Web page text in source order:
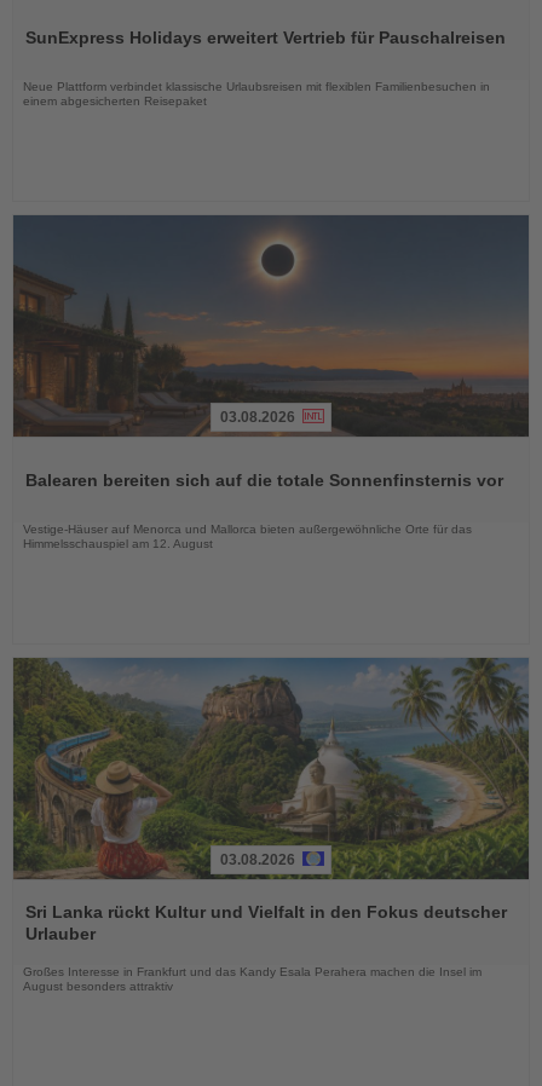
die
SunExpress Holidays erweitert Vertrieb für Pauschalreisen
Neue Plattform verbindet klassische Urlaubsreisen mit flexiblen Familienbesuchen in
einem abgesicherten Reisepaket
die
03.08.2026
Balearen bereiten sich auf die totale Sonnenfinsternis vor
Vestige-Häuser auf Menorca und Mallorca bieten außergewöhnliche Orte für das
Himmelsschauspiel am 12. August
Sie
die
03.08.2026
Sri Lanka rückt Kultur und Vielfalt in den Fokus deutscher
Urlauber
Großes Interesse in Frankfurt und das Kandy Esala Perahera machen die Insel im
August besonders attraktiv